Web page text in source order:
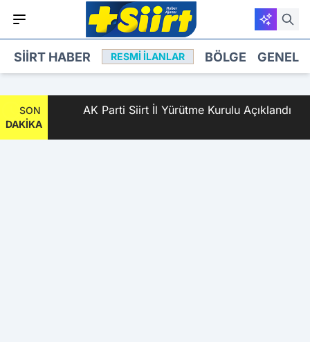
SIIRT HABER RESMI İLANLAR BÖLGE GENEL
SON
DAKİKA
AK Parti Siirt İl Yürütme Kurulu Açıklandı